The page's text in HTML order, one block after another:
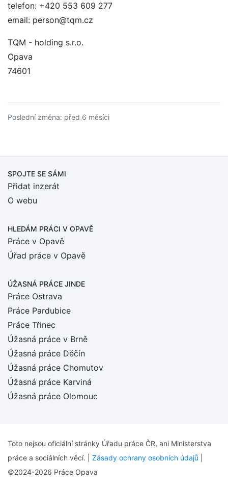
telefon: +420 553 609 277
email: person@tqm.cz
TQM - holding s.r.o.
Opava
74601
Poslední změna: před 6 měsíci
SPOJTE SE SÁMI
Přidat inzerát
O webu
HLEDÁM PRÁCI V OPAVĚ
Práce v Opavě
Úřad práce v Opavě
ÚŽASNÁ PRÁCE JINDE
Práce Ostrava
Práce Pardubice
Práce Třinec
Úžasná práce v Brně
Úžasná práce Děčín
Úžasná práce Chomutov
Úžasná práce Karviná
Úžasná práce Olomouc
Toto nejsou oficiální stránky Úřadu práce ČR, ani Ministerstva
práce a sociálních věcí. | Zásady ochrany osobních údajů
©2024-2026 Práce Opava